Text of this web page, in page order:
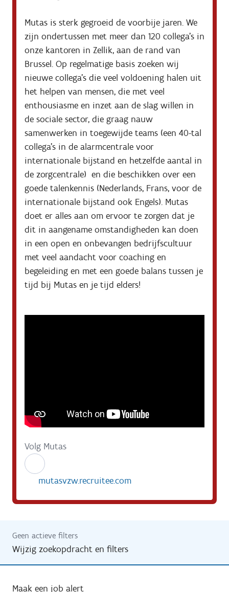
Mutas is sterk gegroeid de voorbije jaren. We
zijn ondertussen met meer dan 120 collega’s in
onze kantoren in Zellik, aan de rand van
Brussel. Op regelmatige basis zoeken wij
nieuwe collega’s die veel voldoening halen uit
het helpen van mensen, die met veel
enthousiasme en inzet aan de slag willen in
de sociale sector, die graag nauw
samenwerken in toegewijde teams (een 40-tal
collega’s in de alarmcentrale voor
internationale bijstand en hetzelfde aantal in
de zorgcentrale)  en die beschikken over een
goede talenkennis (Nederlands, Frans, voor de
internationale bijstand ook Engels). Mutas
doet er alles aan om ervoor te zorgen dat je
dit in aangename omstandigheden kan doen
in een open en onbevangen bedrijfscultuur
met veel aandacht voor coaching en
begeleiding en met een goede balans tussen je
tijd bij Mutas en je tijd elders!
mutasvzw.recruitee.com
Volg Mutas
Geen actieve filters
Wijzig zoekopdracht en filters
Maak een job alert